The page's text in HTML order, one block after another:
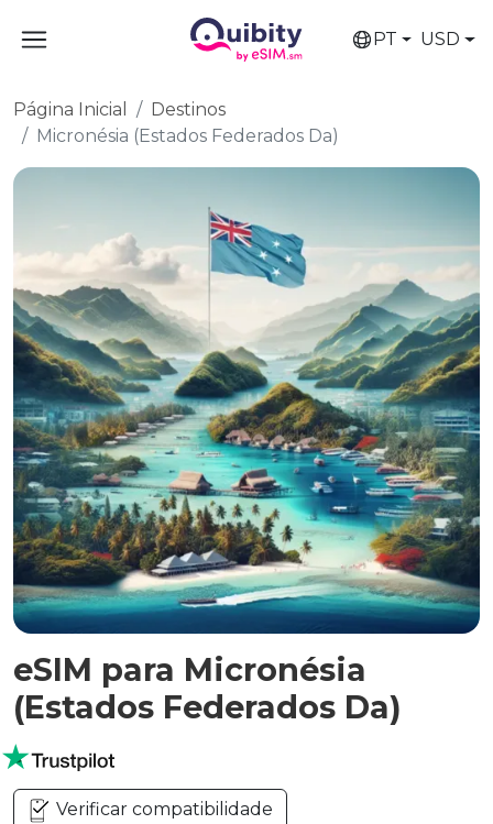
PT USD
Página Inicial
Destinos
Micronésia (Estados Federados Da)
eSIM para Micronésia
(Estados Federados Da)
Verificar compatibilidade